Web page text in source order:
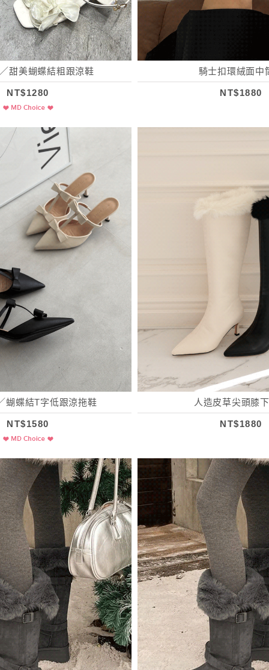
甜美蝴蝶結粗跟涼鞋
NT$1280
騎士扣環絨面中
NT$1880
蝴蝶結T字低跟涼拖鞋
NT$1580
人造皮草尖頭膝
NT$1880